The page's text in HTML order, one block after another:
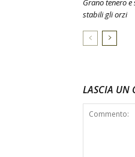
Grano tenero
stabili gli orzi
LASCIA UN